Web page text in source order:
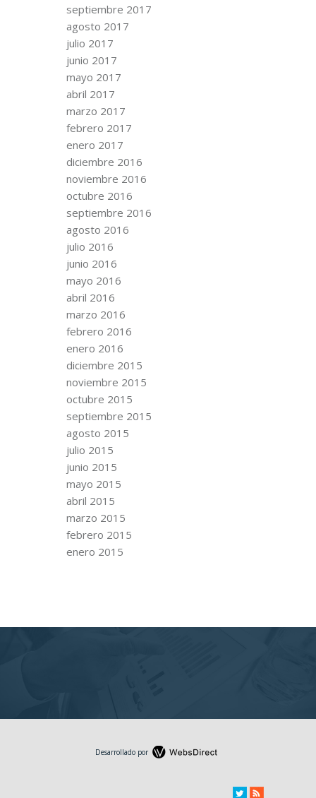
septiembre 2017
agosto 2017
julio 2017
junio 2017
mayo 2017
abril 2017
marzo 2017
febrero 2017
enero 2017
diciembre 2016
noviembre 2016
octubre 2016
septiembre 2016
agosto 2016
julio 2016
junio 2016
mayo 2016
abril 2016
marzo 2016
febrero 2016
enero 2016
diciembre 2015
noviembre 2015
octubre 2015
septiembre 2015
agosto 2015
julio 2015
junio 2015
mayo 2015
abril 2015
marzo 2015
febrero 2015
enero 2015
Desarrollado por